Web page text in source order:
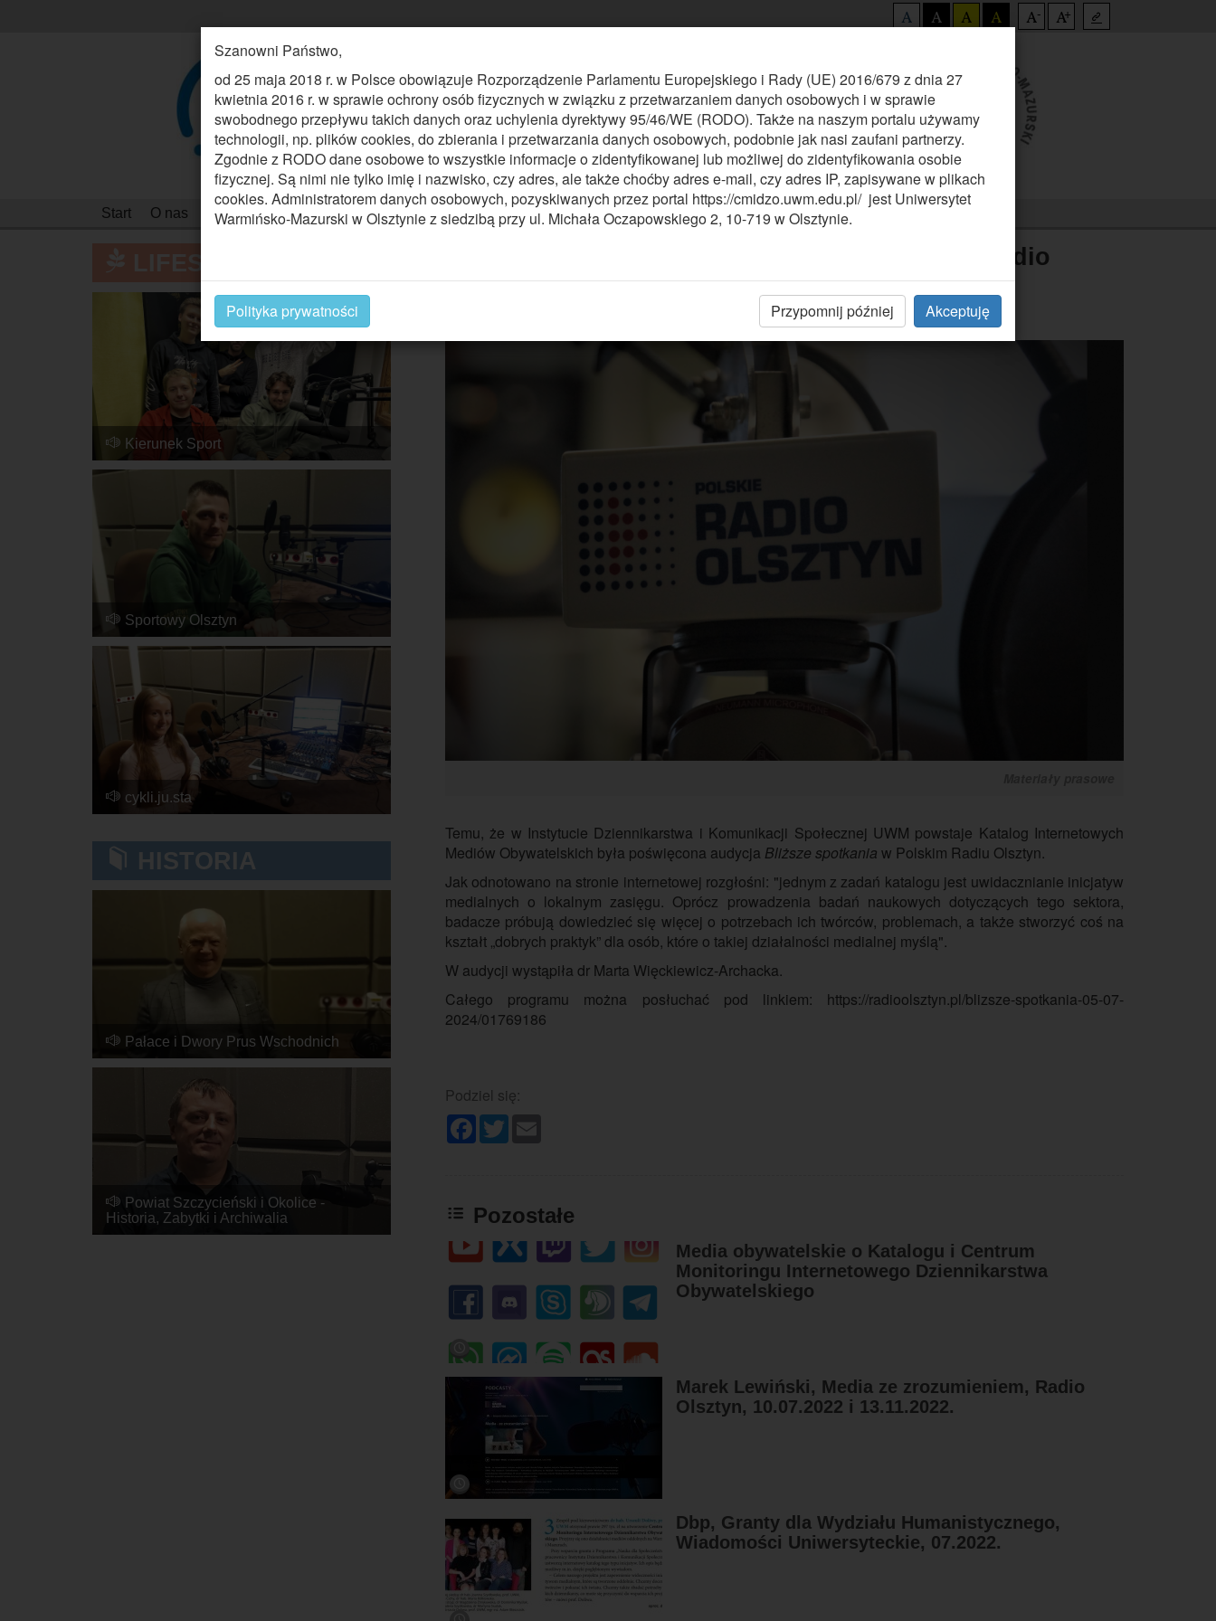
Ułatwienia
niepełnosprawnych
Kontrast Kontrast Kontrast Kontrast
czarny
-Mniejszy
+Większy
Start O nas Zgłoś się do Katalogu Publikacje
...
Raport z badań
...
Izabela Malewska, Bliższe spotkania, Polskie Radio
Olsztyn, 5.07.2024
Temu, że w Instytucie Dziennikarstwa i Komunikacji Społecznej UWM powstaje Katalog Internetowych
Mediów Obywatelskich była poświęcona audycja Bliższe spotkania w Polskim Radiu Olsztyn.
Jak odnotowano na stronie internetowej rozgłośni: "jednym z zadań katalogu jest uwidacznianie inicjatyw
medialnych o lokalnym zasięgu. Oprócz prowadzenia badań naukowych dotyczących tego sektora,
badacze próbują dowiedzieć się więcej o potrzebach ich twórców, problemach, a także stworzyć coś na
kształt „dobrych praktyk” dla osób, które o takiej działalności medialnej myślą".
W audycji wystąpiła dr Marta Więckiewicz-Archacka.
Całego programu można posłuchać pod linkiem: https://radioolsztyn.pl/blizsze-spotkania-05-07-
2024/01769186
Podziel się:
Facebook
Twitter
Pozostałe
Media obywatelskie o Katalogu i Centrum
Monitoringu Internetowego Dziennikarstwa
Obywatelskiego
Marek Lewiński, Media ze zrozumieniem, Radio
Olsztyn, 10.07.2022 i 13.11.2022.
Dbp, Granty dla Wydziału Humanistycznego,
Wiadomości Uniwersyteckie, 07.2022.
Kierunek Sport
2025-02-28, 13:14
Sportowy Olsztyn
2024-03-11, 08:39
cykli.ju.sta
2024-02-20, 08:50
HISTORIA
Pałace i Dwory Prus Wschodnich
2024-04-03, 09:30
Powiat Szczycieński i Okolice -
Historia, Zabytki i Archiwalia
2023-06-28, 15:58
Szanowni Państwo,
od 25 maja 2018 r. w Polsce obowiązuje Rozporządzenie Parlamentu Europejskiego i Rady (UE) 2016/679 z dnia 27
kwietnia 2016 r. w sprawie ochrony osób fizycznych w związku z przetwarzaniem danych osobowych i w sprawie
swobodnego przepływu takich danych oraz uchylenia dyrektywy 95/46/WE (RODO). Także na naszym portalu używamy
technologii, np. plików cookies, do zbierania i przetwarzania danych osobowych, podobnie jak nasi zaufani partnerzy.
Zgodnie z RODO dane osobowe to wszystkie informacje o zidentyfikowanej lub możliwej do zidentyfikowania osobie
fizycznej. Są nimi nie tylko imię i nazwisko, czy adres, ale także choćby adres e-mail, czy adres IP, zapisywane w plikach
cookies. Administratorem danych osobowych, pozyskiwanych przez portal https://cmidzo.uwm.edu.pl/ jest Uniwersytet
Warmińsko-Mazurski w Olsztynie z siedzibą przy ul. Michała Oczapowskiego 2, 10-719 w Olsztynie.
Polityka prywatności Przypomnij później Akceptuję